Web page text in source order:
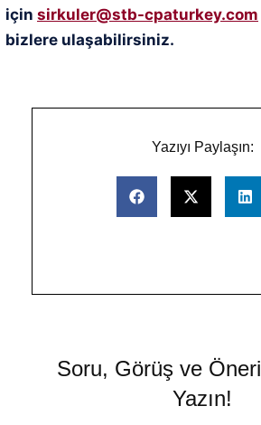
için sirkuler@stb-cpaturkey.com
bizlere ulaşabilirsiniz.
Yazıyı Paylaşın:
Soru, Görüş ve
Yazın!